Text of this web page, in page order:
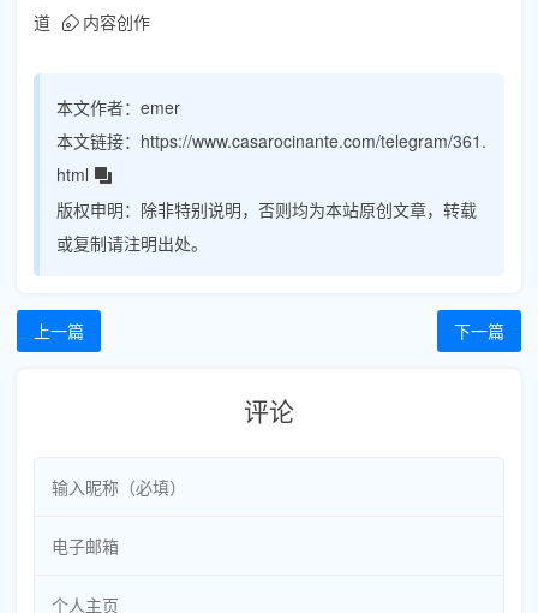
道
内容创作
本文作者： emer
本文链接： https://www.casarocinante.com/telegram/361.
html
版权申明： 除非特别说明，否则均为本站原创文章，转载
或复制请注明出处。
上一篇 下一篇
评论